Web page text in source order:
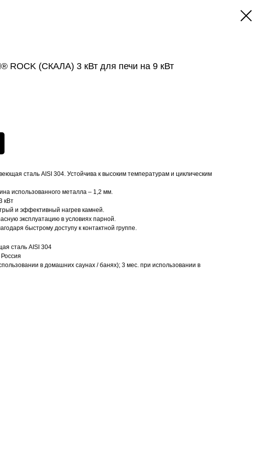
ROCK (СКАЛА) 3 кВт для печи на 9 кВт
сталь AISI 304. Устойчива к высоким температурам и циклическим
использованного металла – 1,2 мм.
кВт
и эффективный нагрев камней.
эксплуатацию в условиях парной.
быстрому доступу к контактной группе.
сталь AISI 304
в домашних саунах / банях); 3 мес. при использовании в